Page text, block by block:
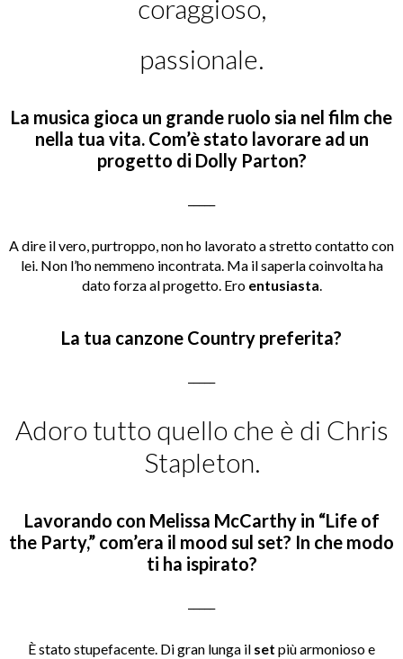
coraggioso,
passionale.
La musica gioca un grande ruolo sia nel film che
nella tua vita. Com’è stato lavorare ad un
progetto di Dolly Parton?
A dire il vero, purtroppo, non ho lavorato a stretto contatto con
lei. Non l’ho nemmeno incontrata. Ma il saperla coinvolta ha
dato forza al progetto. Ero entusiasta.
La tua canzone Country preferita?
Adoro tutto quello che è di Chris
Stapleton.
Lavorando con Melissa McCarthy in “Life of
the Party,” com’era il mood sul set? In che modo
ti ha ispirato?
È stato stupefacente. Di gran lunga il set più armonioso e